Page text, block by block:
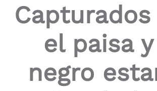
el paisa
negro